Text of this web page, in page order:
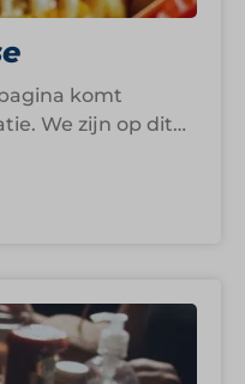
komt
We zijn op dit
bezig om…